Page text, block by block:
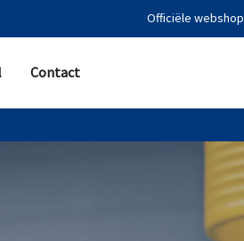
Officiële webshop
Contact